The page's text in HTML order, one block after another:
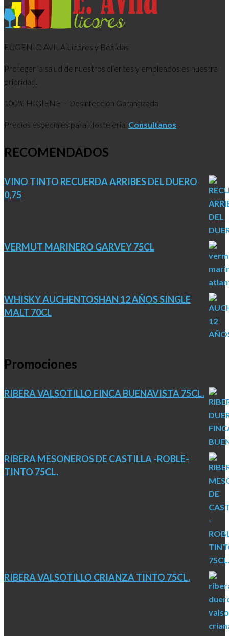
EUGENIO AVILA Licores y Bebidas
Proteger la salud de nuestros clientes y empleados es nuestra
prioridad.
100% HIGIENE – Desinfección Garantizada
Precios especiales para Hosteleria. Consultanos
RECOMENDADOS
VINO TINTO RECUERDA ARRIBES DEL DUERO
0,75
VERMUT MARINERO GARVEY 75CL
WHISKY AUCHENTOSHAN 12 AÑOS SINGLE
MALT 70CL
Promociones
RIBERA VALSOTILLO FINCA BUENAVISTA 75CL.
RIBERA MESONEROS DE CASTILLA -ROBLE-
TINTO 75CL.
RIBERA VALSOTILLO CRIANZA TINTO 75CL.